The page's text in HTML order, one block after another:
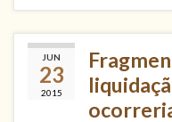
JUN
23
2015